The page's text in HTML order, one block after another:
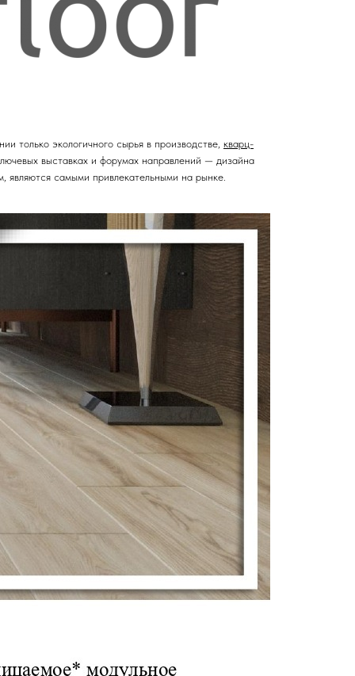
только экологичного сырья в производстве, кварц-
выставках и форумах направлений — дизайна
являются самыми привлекательными на рынке.